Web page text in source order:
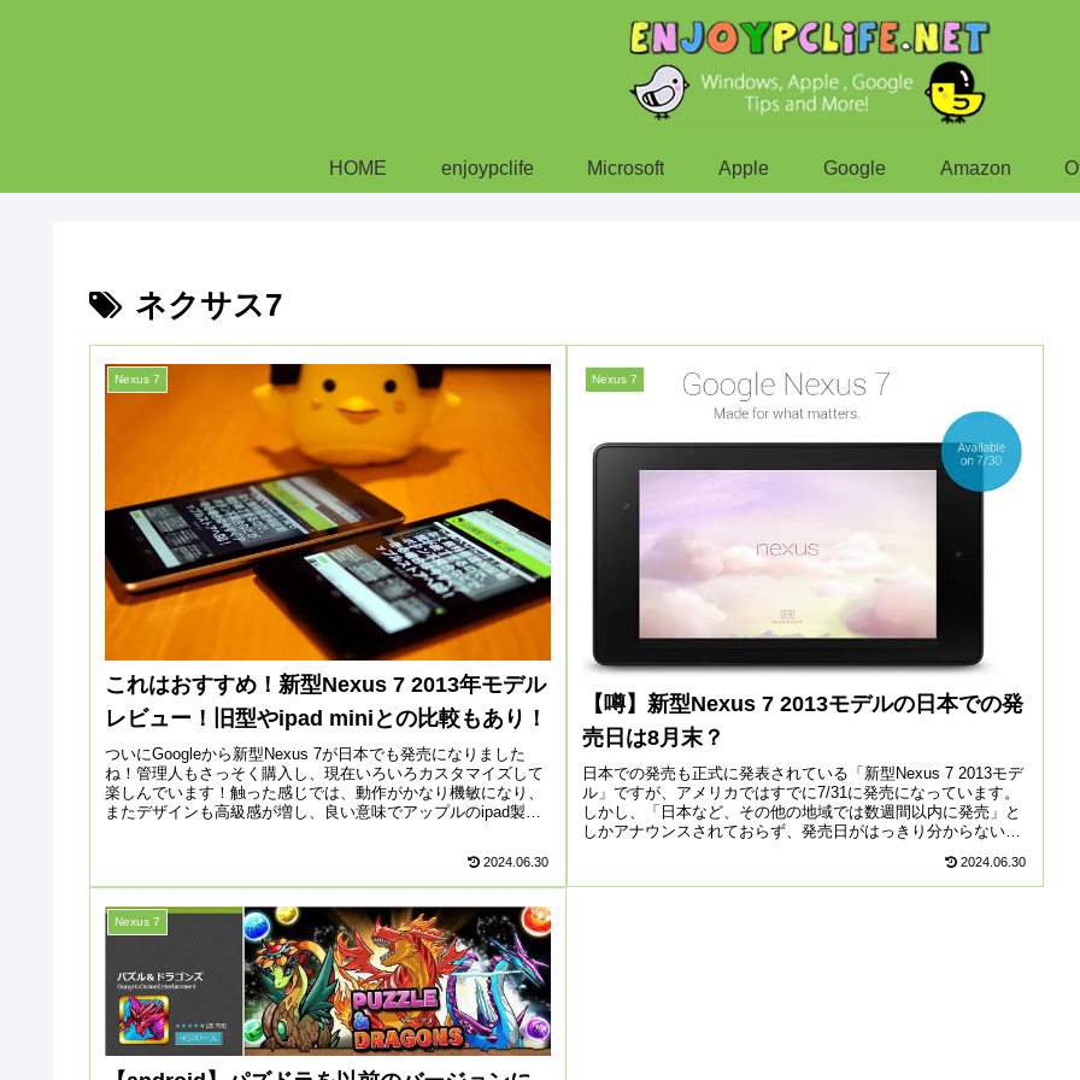
HOME enjoypclife Microsoft Apple Google Amazon
ネクサス7
Nexus 7
これはおすすめ！新型Nexus 7 2013年モデル
レビュー！旧型やipad miniとの比較もあり！
ついにGoogleから新型Nexus 7が日本でも発売になりました
ね！管理人もさっそく購入し、現在いろいろカスタマイズして
楽しんでいます！触った感じでは、動作がかなり機敏になり、
またデザインも高級感が増し、良い意味でアップルのipad製品
2024.06.30
Nexus 7
【噂】新型Nexus 7 2013モデルの日本での発
売日は8月末？
日本での発売も正式に発表されている「新型Nexus 7 2013モデ
ル」ですが、アメリカではすでに7/31に発売になっています。
しかし、「日本など、その他の地域では数週間以内に発売」と
しかアナウンスされておらず、発売日がはっきり分からない
2024.06.30
Nexus 7